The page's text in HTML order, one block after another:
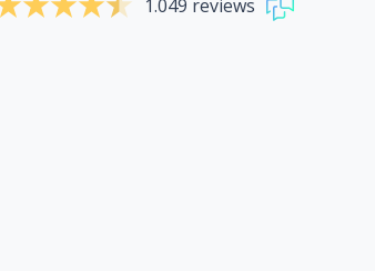
1.049 reviews